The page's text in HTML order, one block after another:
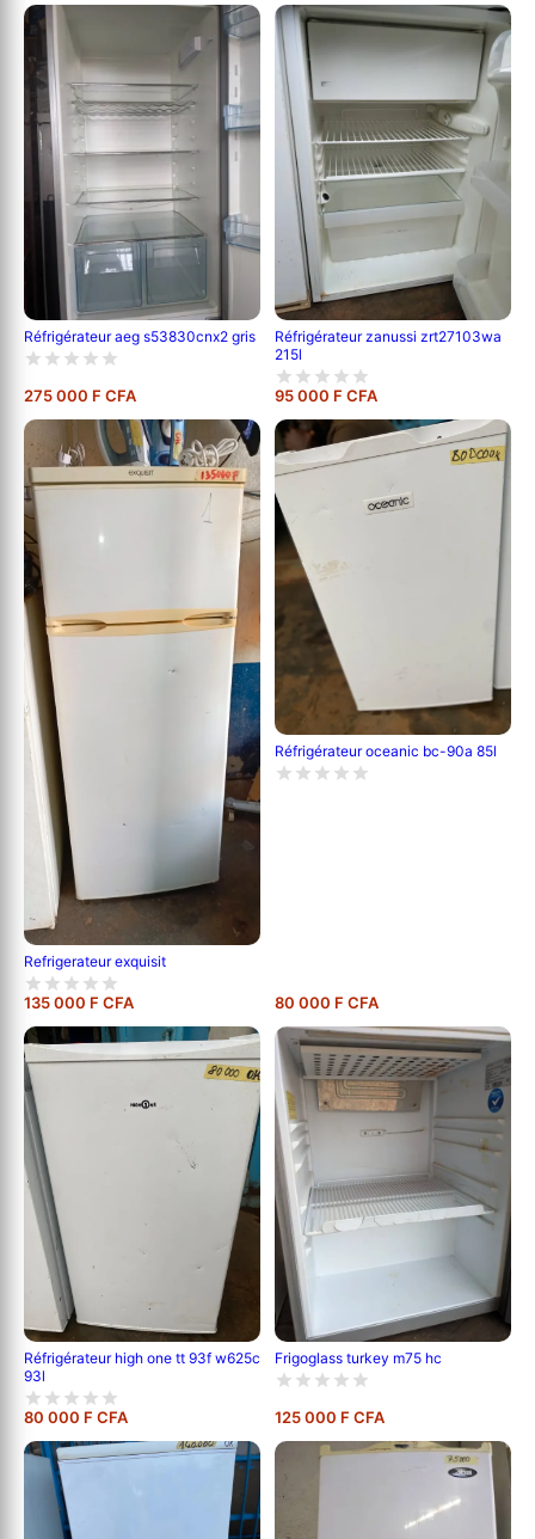
Réfrigérateur aeg s53830cnx2 gris
275 000 F CFA
Réfrigérateur zanussi zrt27103wa
215l
95 000 F CFA
Refrigerateur exquisit
135 000 F CFA
Réfrigérateur oceanic bc-90a 85l
80 000 F CFA
Réfrigérateur high one tt 93f w625c
93l
80 000 F CFA
Frigoglass turkey m75 hc
125 000 F CFA